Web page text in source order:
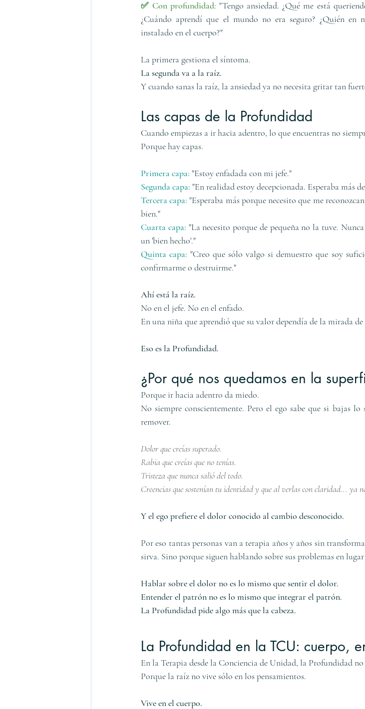
✅ Con profundidad: "Tengo ansiedad. ¿Qué me está
¿Cuándo aprendí que el mundo no era seguro? ¿Quién
instalado en el cuerpo?"
La primera gestiona el síntoma.
La segunda va a la raíz.
Y cuando sanas la raíz, la ansiedad ya no necesita gritar tan
Las capas de la Profundidad
Cuando empiezas a ir hacia adentro, lo que encuentras no
Porque hay capas.
Primera capa: "Estoy enfadada con mi jefe."
Segunda capa: "En realidad estoy decepcionada. Esperaba más
Tercera capa: "Esperaba más porque necesito que me
bien."
Cuarta capa: "La necesito porque de pequeña no la tuve.
un 'bien hecho'."
Quinta capa: "Creo que sólo valgo si demuestro que soy
confirmarme o destruirme."
Ahí está la raíz.
No en el jefe. No en el enfado.
En una niña que aprendió que su valor dependía de la mirada de
Eso es la Profundidad.
¿Por qué nos quedamos en la
Porque ir hacia adentro da miedo.
No siempre conscientemente. Pero el ego sabe que si bajas
remover.
Dolor que creías superado.
Rabia que creías que no tenías.
Tristeza que nunca salió del todo.
Creencias que sostenían tu identidad y que al verlas con claridad... ya
Y el ego prefiere el dolor conocido al cambio desconocido.
Por eso tantas personas van a terapia años y años sin
sirva. Sino porque siguen hablando sobre sus problemas en
Hablar sobre el dolor no es lo mismo que sentir el dolor.
Entender el patrón no es lo mismo que integrar el patrón.
La Profundidad pide algo más que la cabeza.
La Profundidad en la TCU: cuerpo,
En la Terapia desde la Conciencia de Unidad, la Profundidad
Porque la raíz no vive sólo en los pensamientos.
Vive en el cuerpo.